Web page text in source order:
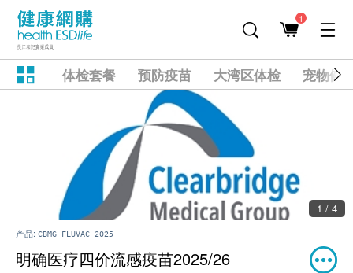
1
体检套餐 预防疫苗 大湾区体检 宠物健
1 / 4
产品: CBMG_FLUVAC_2025
明确医疗四价流感疫苗2025/26